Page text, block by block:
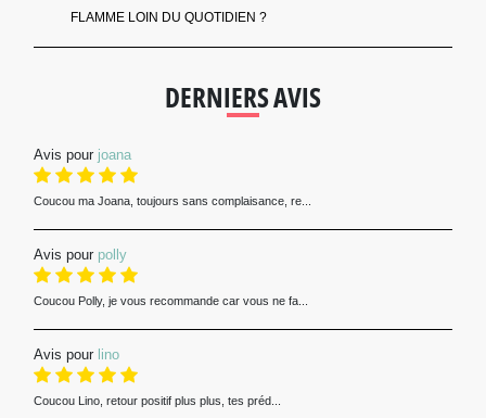
FLAMME LOIN DU QUOTIDIEN ?
DERNIERS AVIS
Avis pour joana
Coucou ma Joana, toujours sans complaisance, re...
Avis pour polly
Coucou Polly, je vous recommande car vous ne fa...
Avis pour lino
Coucou Lino, retour positif plus plus, tes préd...